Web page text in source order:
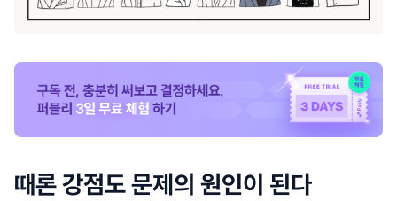
때론 강점도 문제의 원인이 된다